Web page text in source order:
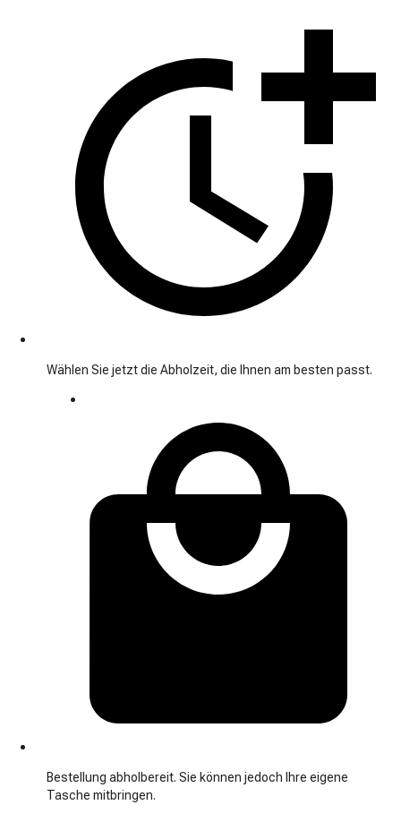
Wählen Sie jetzt die Abholzeit, die Ihnen am besten passt.
Bestellung abholbereit. Sie können jedoch Ihre eigene
Tasche mitbringen.